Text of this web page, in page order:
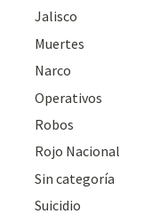
Jalisco
Muertes
Narco
Operativos
Robos
Rojo Nacional
Sin categoría
Suicidio